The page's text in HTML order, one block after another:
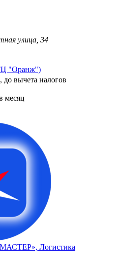
улица, 34
"Оранж")
до вычета налогов
месяц
Логистика